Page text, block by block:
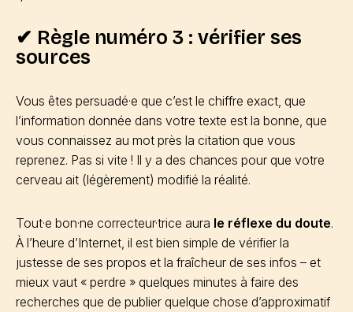
✔ Règle numéro 3 : vérifier ses
sources
Vous êtes persuadé·e que c’est le chiffre exact, que
l’information donnée dans votre texte est la bonne, que
vous connaissez au mot près la citation que vous
reprenez. Pas si vite ! Il y a des chances pour que votre
cerveau ait (légèrement) modifié la réalité.
Tout·e bon·ne correcteur·trice aura le réflexe du doute.
À l’heure d’Internet, il est bien simple de vérifier la
justesse de ses propos et la fraîcheur de ses infos – et
mieux vaut « perdre » quelques minutes à faire des
recherches que de publier quelque chose d’approximatif